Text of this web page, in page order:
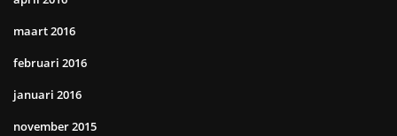
maart 2016
februari 2016
januari 2016
november 2015